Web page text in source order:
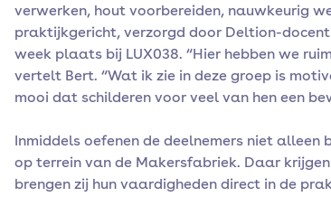
verwerken, hout voorbereiden, nauwkeurig
praktijkgericht, verzorgd door Deltion-
week plaats bij LUX038. “Hier hebben we
vertelt Bert. “Wat ik zie in deze groep is
mooi dat schilderen voor veel van hen een
Inmiddels oefenen de deelnemers niet alleen
op terrein van de Makersfabriek. Daar
brengen zij hun vaardigheden direct in de